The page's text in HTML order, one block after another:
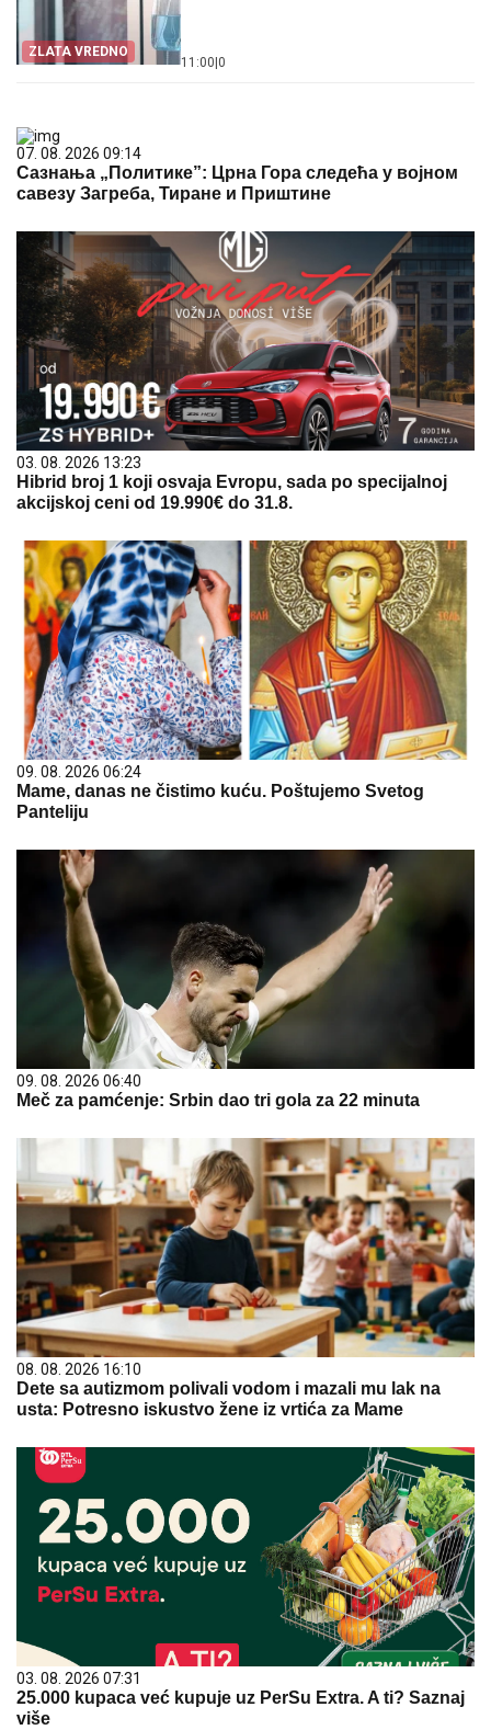
ZLATA VREDNO
11:00 0
07. 08. 2026 09:14
Сазнања „Политике”: Црна Гора следећа у војном
савезу Загреба, Тиране и Приштине
03. 08. 2026 13:23
Hibrid broj 1 koji osvaja Evropu, sada po specijalnoj
akcijskoj ceni od 19.990€ do 31.8.
09. 08. 2026 06:24
Mame, danas ne čistimo kuću. Poštujemo Svetog
Panteliju
09. 08. 2026 06:40
Meč za pamćenje: Srbin dao tri gola za 22 minuta
08. 08. 2026 16:10
Dete sa autizmom polivali vodom i mazali mu lak na
usta: Potresno iskustvo žene iz vrtića za Mame
03. 08. 2026 07:31
25.000 kupaca već kupuje uz PerSu Extra. A ti? Saznaj
više